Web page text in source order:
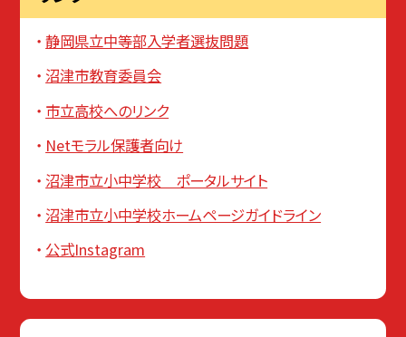
静岡県立中等部入学者選抜問題
沼津市教育委員会
市立高校へのリンク
Netモラル保護者向け
沼津市立小中学校 ポータルサイト
沼津市立小中学校ホームページガイドライン
公式Instagram